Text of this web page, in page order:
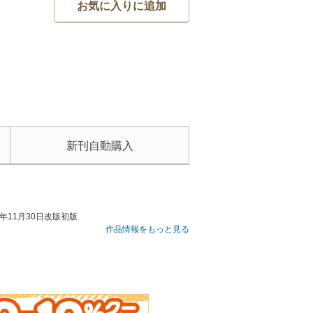
お気に入りに追加
新刊自動購入
11月30日改版初版
作品情報をもっと見る